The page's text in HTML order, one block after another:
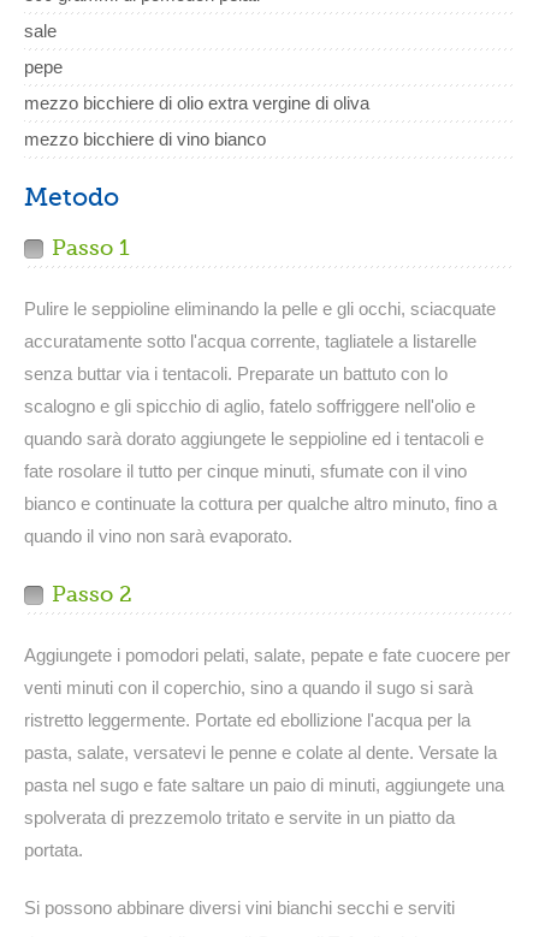
sale
pepe
mezzo bicchiere di olio extra vergine di oliva
mezzo bicchiere di vino bianco
Metodo
Passo 1
Pulire le seppioline eliminando la pelle e gli occhi, sciacquate
accuratamente sotto l'acqua corrente, tagliatele a listarelle
senza buttar via i tentacoli. Preparate un battuto con lo
scalogno e gli spicchio di aglio, fatelo soffriggere nell'olio e
quando sarà dorato aggiungete le seppioline ed i tentacoli e
fate rosolare il tutto per cinque minuti, sfumate con il vino
bianco e continuate la cottura per qualche altro minuto, fino a
quando il vino non sarà evaporato.
Passo 2
Aggiungete i pomodori pelati, salate, pepate e fate cuocere per
venti minuti con il coperchio, sino a quando il sugo si sarà
ristretto leggermente. Portate ed ebollizione l'acqua per la
pasta, salate, versatevi le penne e colate al dente. Versate la
pasta nel sugo e fate saltare un paio di minuti, aggiungete una
spolverata di prezzemolo tritato e servite in un piatto da
portata.
Si possono abbinare diversi vini bianchi secchi e serviti